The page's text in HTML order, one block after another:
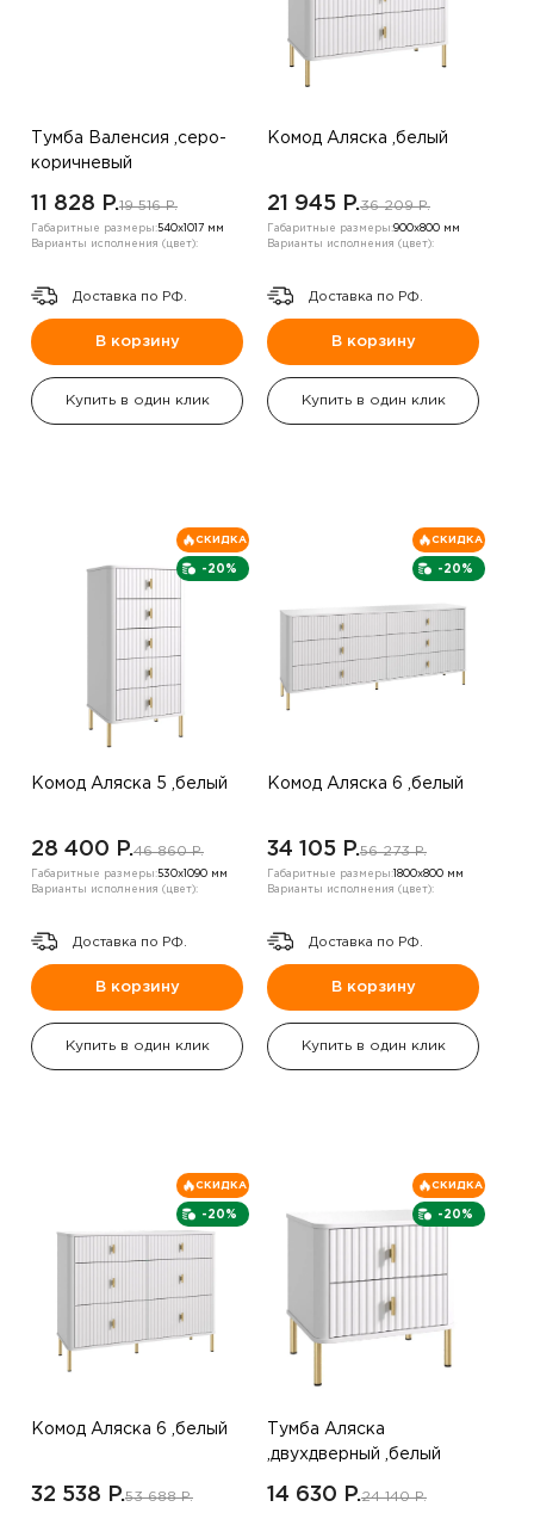
Тумба Валенсия ,серо-
коричневый
11 828 P.19 516 P.
Габаритные размеры:540х1017 мм
Варианты исполнения (цвет):
Доставка по РФ.
В корзину
Купить в один клик
Комод Аляска ,белый
21 945 P.36 209 P.
Габаритные размеры:900х800 мм
Варианты исполнения (цвет):
Доставка по РФ.
В корзину
Купить в один клик
-20%
СКИДКА
Комод Аляска 5 ,белый
28 400 P.46 860 P.
Габаритные размеры:530х1090 мм
Варианты исполнения (цвет):
Доставка по РФ.
В корзину
Купить в один клик
-20%
СКИДКА
Комод Аляска 6 ,белый
34 105 P.56 273 P.
Габаритные размеры: 1800х800 мм
Варианты исполнения (цвет):
Доставка по РФ.
В корзину
Купить в один клик
-20%
СКИДКА
Комод Аляска 6 ,белый
32 538 P.53 688 P.
-20%
СКИДКА
Тумба Аляска
,двухдверный ,белый
14 630 P.24 140 P.